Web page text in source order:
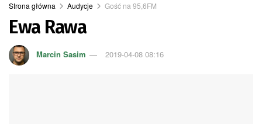
Strona główna Audycje Gość na 95,6FM
Ewa Rawa
Marcin Sasim 2019-04-08 08:16